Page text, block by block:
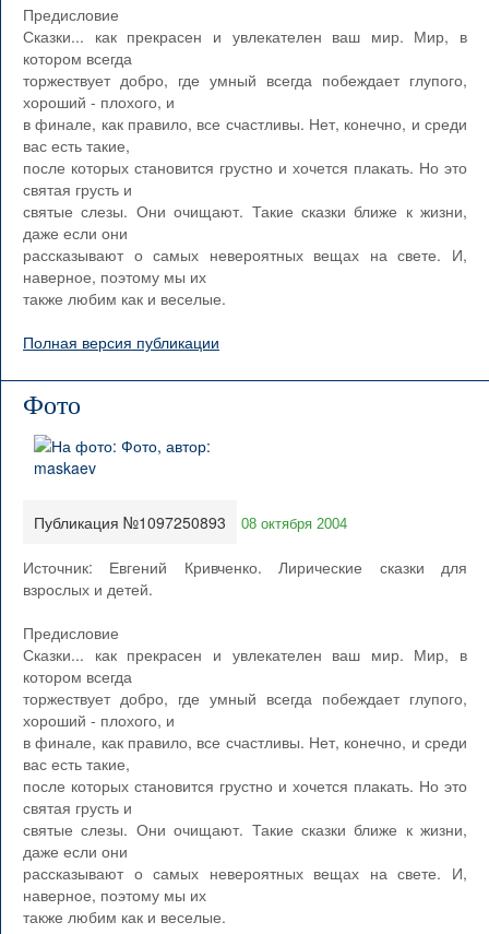
Предисловие
Сказки... как прекрасен и увлекателен ваш мир. Мир, в
котором всегда
торжествует добро, где умный всегда побеждает глупого,
хороший - плохого, и
в финале, как правило, все счастливы. Нет, конечно, и среди
вас есть такие,
после которых становится грустно и хочется плакать. Но это
святая грусть и
святые слезы. Они очищают. Такие сказки ближе к жизни,
даже если они
рассказывают о самых невероятных вещах на свете. И,
наверное, поэтому мы их
также любим как и веселые.
Полная версия публикации
Фото
Публикация №1097250893 08 октября 2004
Источник: Евгений Кривченко. Лирические сказки для
взрослых и детей.
Предисловие
Сказки... как прекрасен и увлекателен ваш мир. Мир, в
котором всегда
торжествует добро, где умный всегда побеждает глупого,
хороший - плохого, и
в финале, как правило, все счастливы. Нет, конечно, и среди
вас есть такие,
после которых становится грустно и хочется плакать. Но это
святая грусть и
святые слезы. Они очищают. Такие сказки ближе к жизни,
даже если они
рассказывают о самых невероятных вещах на свете. И,
наверное, поэтому мы их
также любим как и веселые.